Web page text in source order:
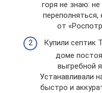
горя не знаю:
от
Купили септик
доме
выгребной
Устанавливали
быстро и